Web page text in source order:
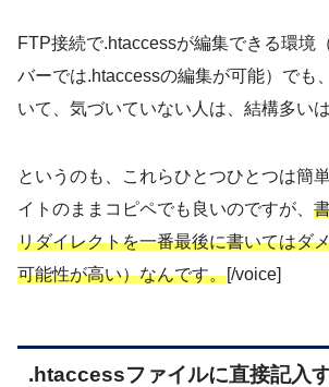
FTP接続で.htaccessが編集できる環境
バーでは.htaccessの編集が可能）でも
いて、気づいていない人は、結構多いは
というのも、これらひとつひとつは簡
イトのままコピペでも良いのですが、
リダイレクトを一番最後に書いてはダ
可能性が高い）なんです。[/voice]
.htaccessファイルに直接記入